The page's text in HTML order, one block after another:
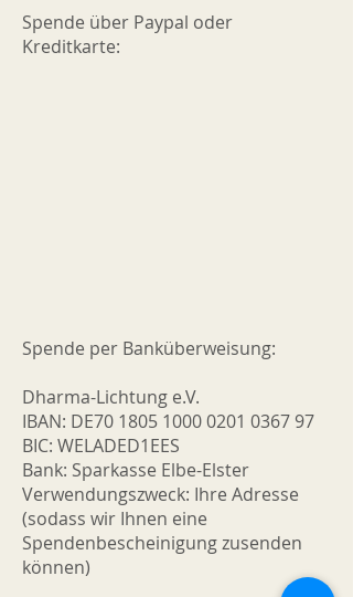
Spende über Paypal oder
Kreditkarte:
Spende per Banküberweisung:
Dharma-Lichtung e.V.
IBAN: DE70 1805 1000 0201 0367 97
BIC: WELADED1EES
Bank: Sparkasse Elbe-Elster
Verwendungszweck: Ihre Adresse
(sodass wir Ihnen eine
Spendenbescheinigung zusenden
können)